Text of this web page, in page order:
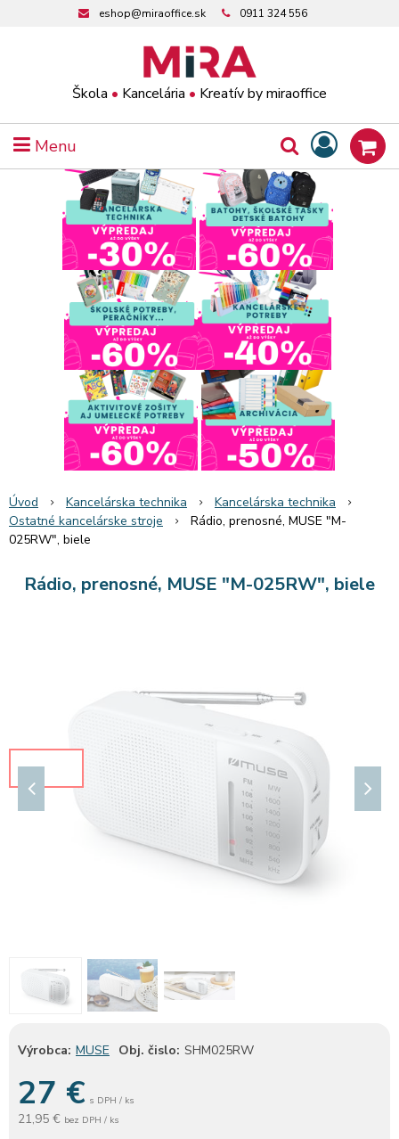
Škola • Kancelária • Kreatív by miraoffice
eshop@miraoffice.sk 0911 324 556
Menu
Úvod Kancelárska technika
Kancelárska technika
Ostatné kancelárske stroje
Rádio, prenosné, MUSE "M-
025RW", biele
Rádio, prenosné, MUSE "M-025RW", biele
Výrobca: MUSE Obj. čislo: SHM025RW
27 € s DPH / ks
21,95 € bez DPH / ks